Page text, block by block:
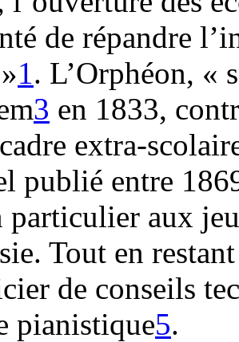
de répandre
1. L’Orphéon, «
3 en 1833,
extra-
publié entre
particulier aux
Tout en
de conseils
pianistique5.